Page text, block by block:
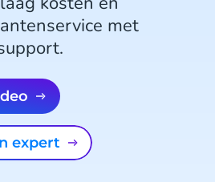
met
expert